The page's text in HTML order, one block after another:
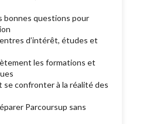
bonnes questions pour
d’intérêt, études et
les formations et
confronter à la réalité des
Parcoursup sans